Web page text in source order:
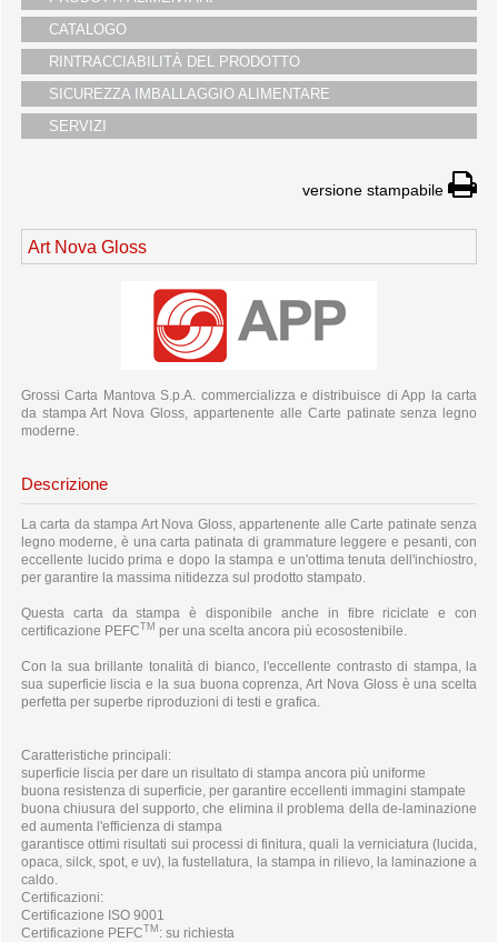
i partners
servizio clienti
fiere
CATALOGO
RINTRACCIABILITÀ DEL PRODOTTO
SICUREZZA IMBALLAGGIO ALIMENTARE
SERVIZI
versione stampabile
Art Nova Gloss
Grossi Carta Mantova S.p.A. commercializza e distribuisce di App la carta
da stampa Art Nova Gloss, appartenente alle Carte patinate senza legno
moderne.
Descrizione
La carta da stampa Art Nova Gloss, appartenente alle Carte patinate senza
legno moderne, è una carta patinata di grammature leggere e pesanti, con
eccellente lucido prima e dopo la stampa e un'ottima tenuta dell'inchiostro,
per garantire la massima nitidezza sul prodotto stampato.
Questa carta da stampa è disponibile anche in fibre riciclate e con
certificazione PEFCTM per una scelta ancora più ecosostenibile.
Con la sua brillante tonalità di bianco, l'eccellente contrasto di stampa, la
sua superficie liscia e la sua buona coprenza, Art Nova Gloss è una scelta
perfetta per superbe riproduzioni di testi e grafica.
Caratteristiche principali:
superficie liscia per dare un risultato di stampa ancora più uniforme
buona resistenza di superficie, per garantire eccellenti immagini stampate
buona chiusura del supporto, che elimina il problema della de-laminazione
ed aumenta l'efficienza di stampa
garantisce ottimi risultati sui processi di finitura, quali la verniciatura (lucida,
opaca, silck, spot, e uv), la fustellatura, la stampa in rilievo, la laminazione a
caldo.
Certificazioni:
Certificazione ISO 9001
Certificazione PEFCTM : su richiesta